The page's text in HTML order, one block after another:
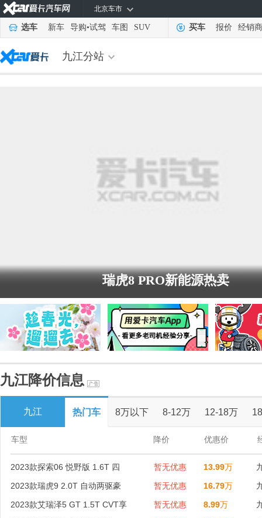
北京车市
选车 新车 导购•试驾 车图 SUV 买车 报价 经销商
九江分站
瑞虎8 PRO新能源热卖
九江降价信息
九江 热门车 8万以下 8-12万 12-18万
车型 降价 优惠价
2023款探索06 悦野版 1.6T 四 暂无优惠 13.99万
2023款瑞虎9 2.0T 自动两驱豪
暂无优惠 16.79万
2023款艾瑞泽5 GT 1.5T CVT享
暂无优惠 8.99万